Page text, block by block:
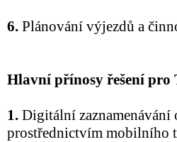
6. Plánování výjezdů a
Hlavní přínosy řešení pro
1. Digitální zaznamenávání
prostřednictvím mobilního